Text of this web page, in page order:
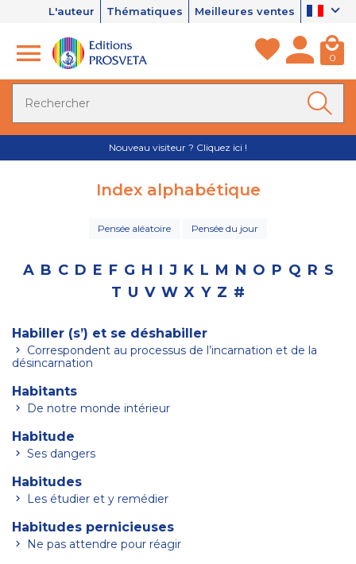
L'auteur Thématiques Meilleures ventes
0
Nouveau visiteur ? Cliquez ici !
Index alphabétique
Pensée aléatoire Pensée du jour
A B C D E F G H I J K L M N O P Q R S
T U V W X Y Z #
Habiller (s’) et se déshabiller
désincarnation
Habitants
De notre monde intérieur
Habitude
Ses dangers
Habitudes
Les étudier et y remédier
Habitudes pernicieuses
Ne pas attendre pour réagir